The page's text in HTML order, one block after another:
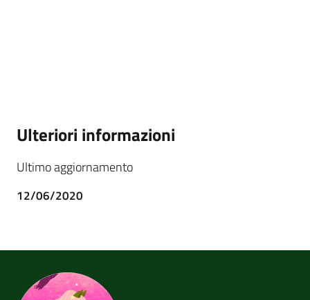
Ulteriori informazioni
Ultimo aggiornamento
12/06/2020